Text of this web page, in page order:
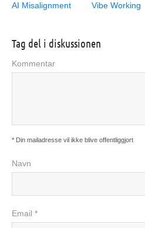
AI Misalignment Vibe Working
Tag del i diskussionen
Kommentar
* Din mailadresse vil ikke blive offentliggjort
Navn
Email *